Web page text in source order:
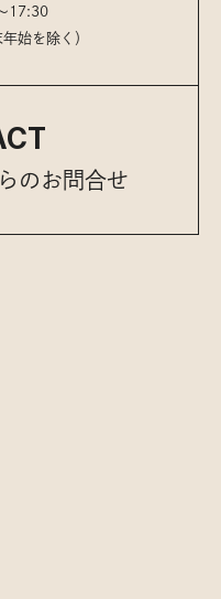
17:30
始を除く）
のお問合せ